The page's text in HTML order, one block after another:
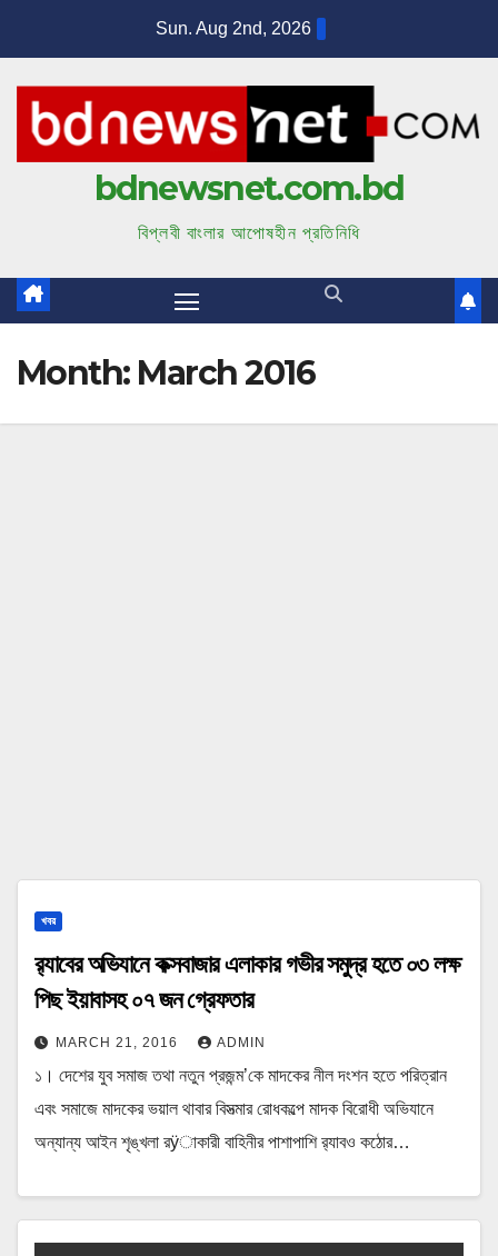
n
Sun. Aug 2nd, 2026
bdnewsnet.com.bd
বিপ্লবী বাংলার আপোষহীন প্রতিনিধি
Month: March 2016
খবর
র‌্যাবের অভিযানে কক্সবাজার এলাকার গভীর সমুদ্র হতে ০৩ লক্ষ
পিছ ইয়াবাসহ ০৭ জন গ্রেফতার
MARCH 21, 2016 ADMIN
১। দেশের যুব সমাজ তথা নতুন প্রজন্ম’কে মাদকের নীল দংশন হতে পরিত্রান
এবং সমাজে মাদকের ভয়াল থাবার বিসত্মার রোধকল্পে মাদক বিরোধী অভিযানে
অন্যান্য আইন শৃঙ্খলা রÿাকারী বাহিনীর পাশাপাশি র‌্যাবও কঠোর…